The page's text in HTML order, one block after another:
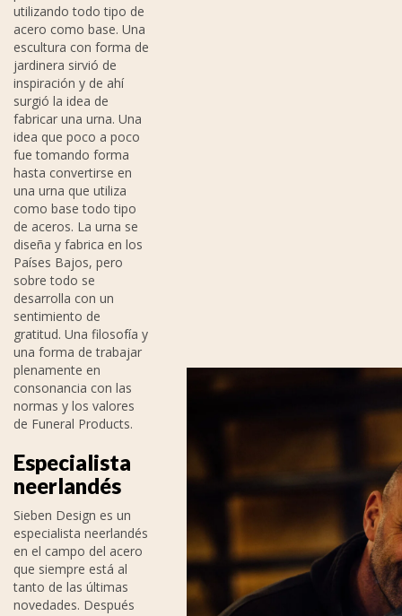
utilizando todo tipo de
acero como base. Una
escultura con forma de
jardinera sirvió de
inspiración y de ahí
surgió la idea de
fabricar una urna. Una
idea que poco a poco
fue tomando forma
hasta convertirse en
una urna que utiliza
como base todo tipo
de aceros. La urna se
diseña y fabrica en los
Países Bajos, pero
sobre todo se
desarrolla con un
sentimiento de
gratitud. Una filosofía y
una forma de trabajar
plenamente en
consonancia con las
normas y los valores
de Funeral Products.
Especialista
neerlandés
Sieben Design es un
especialista neerlandés
en el campo del acero
que siempre está al
tanto de las últimas
novedades. Después